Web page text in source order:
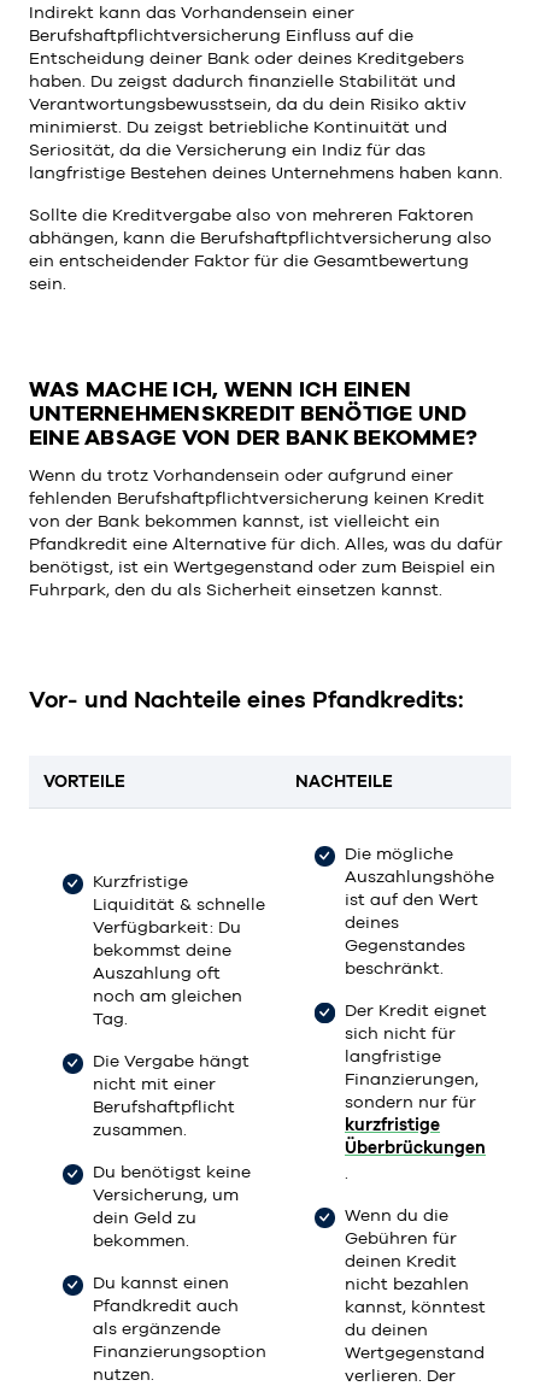
Indirekt kann das Vorhandensein einer
Berufshaftpflichtversicherung Einfluss auf die
Entscheidung deiner Bank oder deines Kreditgebers
haben. Du zeigst dadurch finanzielle Stabilität und
Verantwortungsbewusstsein, da du dein Risiko aktiv
minimierst. Du zeigst betriebliche Kontinuität und
Seriosität, da die Versicherung ein Indiz für das
langfristige Bestehen deines Unternehmens haben kann.
Sollte die Kreditvergabe also von mehreren Faktoren
abhängen, kann die Berufshaftpflichtversicherung also
ein entscheidender Faktor für die Gesamtbewertung
sein.
WAS MACHE ICH, WENN ICH EINEN
UNTERNEHMENSKREDIT BENÖTIGE UND
EINE ABSAGE VON DER BANK BEKOMME?
Wenn du trotz Vorhandensein oder aufgrund einer
fehlenden Berufshaftpflichtversicherung keinen Kredit
von der Bank bekommen kannst, ist vielleicht ein
Pfandkredit eine Alternative für dich. Alles, was du dafür
benötigst, ist ein Wertgegenstand oder zum Beispiel ein
Fuhrpark, den du als Sicherheit einsetzen kannst.
Vor- und Nachteile eines Pfandkredits:
VORTEILE NACHTEILE
Kurzfristige
Liquidität & schnelle
Verfügbarkeit: Du
bekommst deine
Auszahlung oft
noch am gleichen
Tag.
Die Vergabe hängt
nicht mit einer
Berufshaftpflicht
zusammen.
Du benötigst keine
Versicherung, um
dein Geld zu
bekommen.
Du kannst einen
Pfandkredit auch
als ergänzende
Finanzierungsoption
nutzen.
Die mögliche
Auszahlungshöhe
ist auf den Wert
deines
Gegenstandes
beschränkt.
Der Kredit eignet
sich nicht für
langfristige
Finanzierungen,
sondern nur für
kurzfristige
Überbrückungen
Wenn du die
Gebühren für
deinen Kredit
nicht bezahlen
kannst, könntest
du deinen
Wertgegenstand
verlieren. Der